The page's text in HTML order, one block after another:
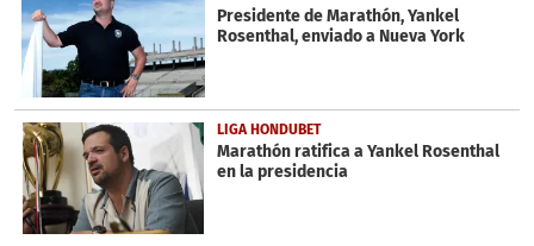
seconds
Presidente de Marathón, Yankel
Rosenthal, enviado a Nueva York
LIGA HONDUBET
Marathón ratifica a Yankel Rosenthal
en la presidencia